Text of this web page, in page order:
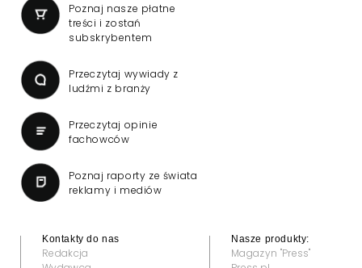
Poznaj nasze płatne
treści i zostań
subskrybentem
Przeczytaj wywiady z
ludźmi z branży
Przeczytaj opinie
fachowców
Poznaj raporty ze świata
reklamy i mediów
Kontakty do nas
Redakcja
Nasze produkty:
Magazyn "Press"